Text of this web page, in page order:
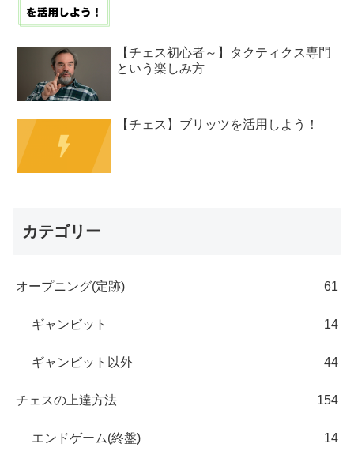
【チェス初心者～】タクティクス専門
という楽しみ方
【チェス】ブリッツを活用しよう！
カテゴリー
オープニング(定跡) 61
ギャンビット 14
ギャンビット以外 44
チェスの上達方法 154
エンドゲーム(終盤) 14